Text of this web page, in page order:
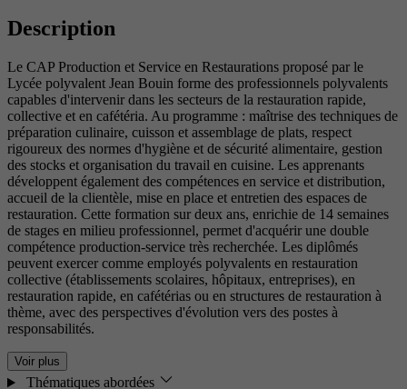
Description
Le CAP Production et Service en Restaurations proposé par le
Lycée polyvalent Jean Bouin forme des professionnels polyvalents
capables d'intervenir dans les secteurs de la restauration rapide,
collective et en cafétéria. Au programme : maîtrise des techniques de
préparation culinaire, cuisson et assemblage de plats, respect
rigoureux des normes d'hygiène et de sécurité alimentaire, gestion
des stocks et organisation du travail en cuisine. Les apprenants
développent également des compétences en service et distribution,
accueil de la clientèle, mise en place et entretien des espaces de
restauration. Cette formation sur deux ans, enrichie de 14 semaines
de stages en milieu professionnel, permet d'acquérir une double
compétence production-service très recherchée. Les diplômés
peuvent exercer comme employés polyvalents en restauration
collective (établissements scolaires, hôpitaux, entreprises), en
restauration rapide, en cafétérias ou en structures de restauration à
thème, avec des perspectives d'évolution vers des postes à
responsabilités.
Voir plus
Thématiques abordées